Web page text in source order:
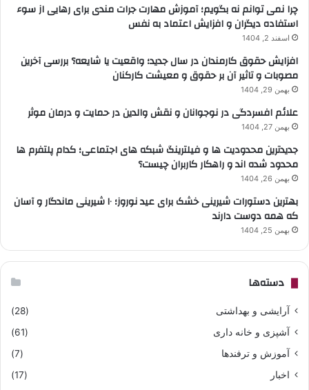
چرا نمی توانم نه بگویم؛ آموزش مهارت جرات مندی برای رهایی از سوء
استفاده دیگران و افزایش اعتماد به نفس
اسفند 2, 1404
افزایش حقوق کارمندان در سال جدید؛ واقعیت یا شایعه؟ بررسی آخرین
مصوبات و تاثیر آن بر حقوق و معیشت کارکنان
بهمن 29, 1404
علائم افسردگی در نوجوانان و نقش والدین در حمایت و درمان موثر
بهمن 27, 1404
جدیدترین محدودیت ها و فیلترینگ شبکه های اجتماعی؛ کدام پلتفرم ها
محدود شده اند و راهکار کاربران چیست؟
بهمن 26, 1404
بهترین دستورات شیرینی خشک برای عید نوروز؛ ۱۰ شیرینی ماندگار و آسان
که همه دوست دارند
بهمن 25, 1404
دسته‌ها
آرایشی و بهداشتی
(28)
آشپزی و خانه داری
(61)
آموزش و ترفندها
(7)
اخبار
(17)